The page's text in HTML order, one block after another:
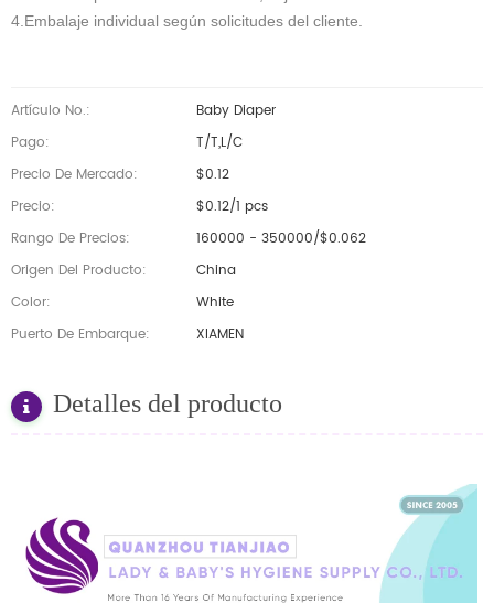
4.Embalaje individual según solicitudes del cliente.
Artículo No.:
Baby Diaper
Pago:
T/T,L/C
Precio De Mercado:
$0.12
Precio:
$0.12/1 pcs
Rango De Precios:
160000 - 350000/$0.062
Origen Del Producto:
China
Color:
White
Puerto De Embarque:
XIAMEN
Detalles del producto